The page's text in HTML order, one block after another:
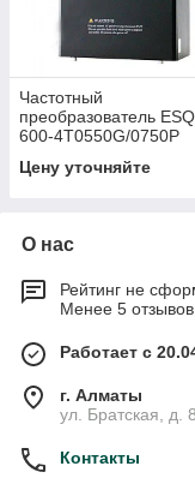
Частотный
преобразователь
600-4T0550G/0750P
Цену уточняйте
О нас
Рейтинг не
Менее 5
Работает с
г. Алматы
ул. Братская, д.
Контакты